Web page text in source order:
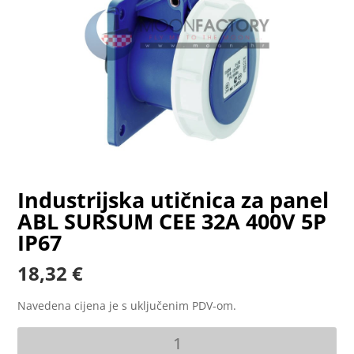
Industrijska utičnica za panel
ABL SURSUM CEE 32A 400V 5P
IP67
18,32€
Navedena cijena je s uključenim PDV-om.